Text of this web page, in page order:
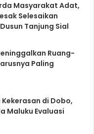
Masyarakat Adat,
Selesaikan
Tanjung Sial
Ruang-
Paling
di Dobo,
Maluku Evaluasi